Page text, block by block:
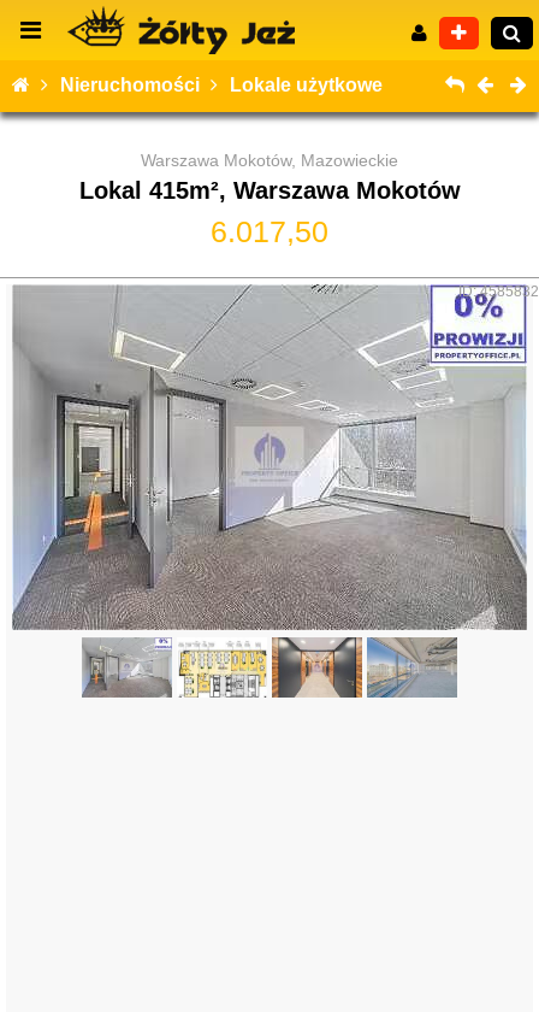
Wyszukiwanie zaawansowane
Nieruchomości Lokale użytkowe
Warszawa Mokotów, Mazowieckie
Lokal 415m², Warszawa Mokotów
6.017,50
ID: 4585832